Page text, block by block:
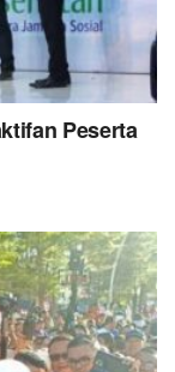
Peserta